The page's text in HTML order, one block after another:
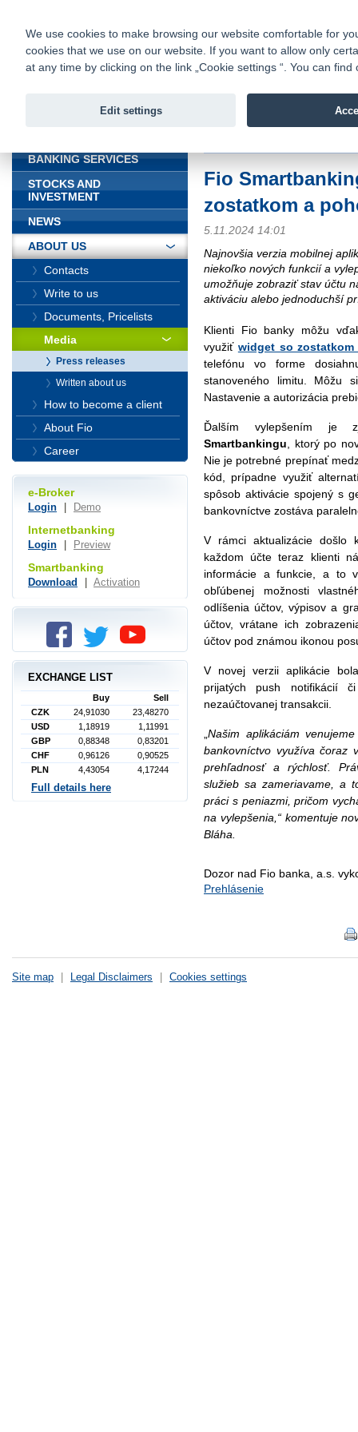
Fio bank
Fio banka
Fio
zostatkom a
5.11.2024 14:01
Najnovšia verzia mobilnej
niekoľko nových funkcií a
umožňuje zobraziť stav účtu
aktiváciu alebo jednoduchší
Klienti Fio banky môžu
využiť widget so
telefónu vo forme
stanoveného limitu. Môžu
Nastavenie a autorizácia
Ďalším vylepšením je
Smartbankingu , ktorý po
Nie je potrebné prepínať
kód, prípadne využiť
spôsob aktivácie spojený s
bankovníctve zostáva
V rámci aktualizácie
každom účte teraz klienti
informácie a funkcie, a to
obľúbenej možnosti
odlíšenia účtov, výpisov a
účtov, vrátane ich
účtov pod známou ikonou
V novej verzii aplikácie
prijatých push notifikácií
nezaúčtovanej transakcii.
Našim aplikáciám
bankovníctvo využíva čoraz
prehľadnosť a rýchlosť.
služieb sa zameriavame, a
práci s peniazmi, pričom
na vylepšenia,“ komentuje
Bláha.
Dozor nad Fio banka, a.s.
Prehlásenie
BANKING SERVICES
STOCKS AND
INVESTMENT
NEWS
ABOUT US
Contacts
Write to us
Documents, Pricelists
Media
Press releases
Written about us
How to become a client
About Fio
Career
e-Broker
Login Demo
Internetbanking
Login Preview
Smartbanking
Download Activation
EXCHANGE LIST
Buy
Sell
CZK
24,91030
23,48270
USD
1,18919
1,11991
GBP
0,88348
0,83201
CHF
0,96126
0,90525
PLN
4,43054 4,17244
Full details here
Site map Legal Disclaimers Cookies settings
We use cookies to make browsing our website comfortable for
cookies that we use on our website. If you want to allow only
at any time by clicking on the link „Cookie settings “. You can
Edit settings